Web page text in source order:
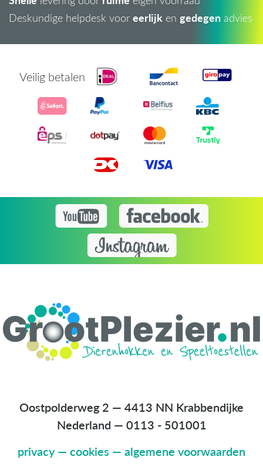
Deskundige helpdesk voor eerlijk en gedegen advies
Veilig betalen
Oostpolderweg 2 — 4413 NN Krabbendijke
Nederland — 0113 - 501001
privacy— cookies — algemene voorwaarden